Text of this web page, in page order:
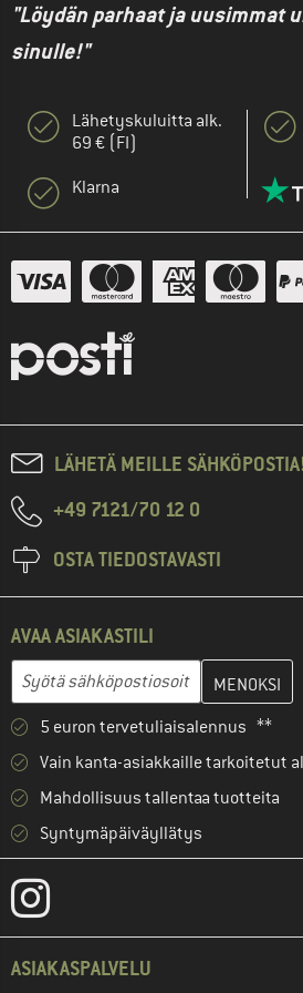
"Löydän parhaat ja uusimmat
sinulle!"
Lähetyskuluitta alk.
69 € (FI)
Klarna
LÄHETÄ MEILLE
+49 7121/70 12 0
OSTA TIEDOSTAVASTI
AVAA ASIAKASTILI
Sähköpostiosoite
Anna sähköpostiosoitteesi ja luo
5 euron tervetuliaisalennus **
Vain kanta-asiakkaille tarkoitetut
Mahdollisuus tallentaa tuotteita
Syntymäpäiväyllätys
ASIAKASPALVELU